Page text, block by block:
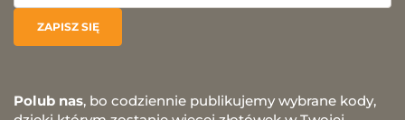
Polub nas, bo codziennie publikujemy wybrane kody,